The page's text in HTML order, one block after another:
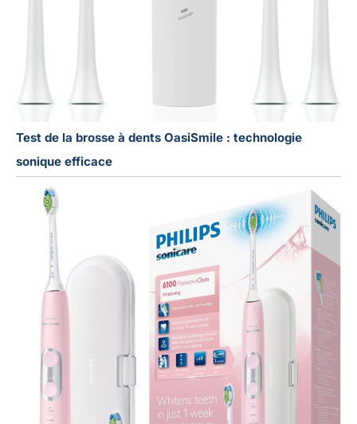
Test de la brosse à dents OasiSmile : technologie
sonique efficace